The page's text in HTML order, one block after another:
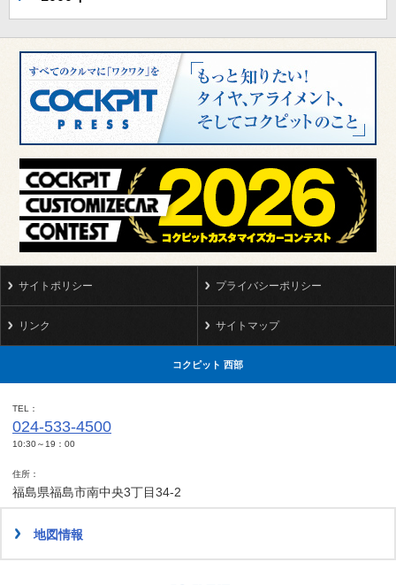
サイトポリシー プライバシーポリシー
リンク サイトマップ
コクピット 西部
TEL
024-533-4500
10:30～19：00
住所
福島県福島市南中央3丁目34-2
地図情報